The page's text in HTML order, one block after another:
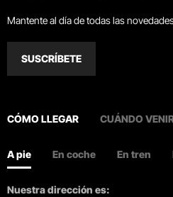
Mantente al día de todas las
SUSCRÍBETE
CÓMO LLEGAR CUÁNDO
A pie En coche En tren
Nuestra dirección es: